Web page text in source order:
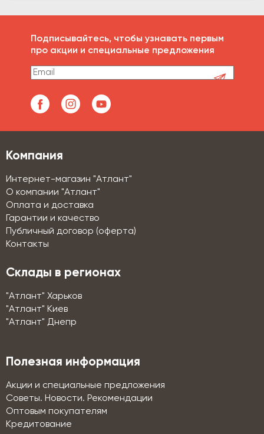
Подписывайтесь, чтобы узнавать первым
про акции и специальные предложения
Компания
Интернет-магазин "Атлант"
О компании "Атлант"
Оплата и доставка
Гарантии и качество
Публичный договор (оферта)
Контакты
Склады в регионах
"Атлант" Харьков
"Атлант" Киев
"Атлант" Днепр
Полезная информация
Акции и специальные предложения
Советы. Новости. Рекомендации
Оптовым покупателям
Кредитование